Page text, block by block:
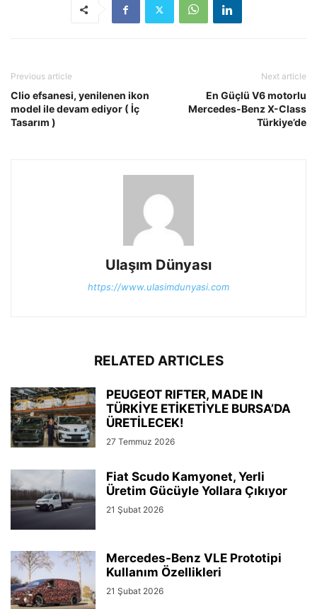
Previous article
Clio efsanesi, yenilenen ikon
model ile devam ediyor ( İç
Tasarım )
Next article
En Güçlü V6 motorlu
Mercedes-Benz X-Class
Türkiye’de
Ulaşım Dünyası
https://www.ulasimdunyasi.com
RELATED ARTICLES
PEUGEOT RIFTER, MADE IN
TÜRKİYE ETİKETİYLE BURSA’DA
ÜRETİLECEK!
27 Temmuz 2026
Fiat Scudo Kamyonet, Yerli
Üretim Gücüyle Yollara Çıkıyor
21 Şubat 2026
Mercedes-Benz VLE Prototipi
Kullanım Özellikleri
21 Şubat 2026